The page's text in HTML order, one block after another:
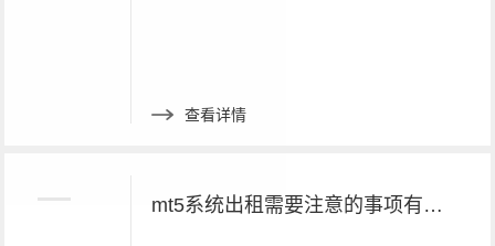
查看详情
mt5系统出租需要注意的事项有哪些呢？